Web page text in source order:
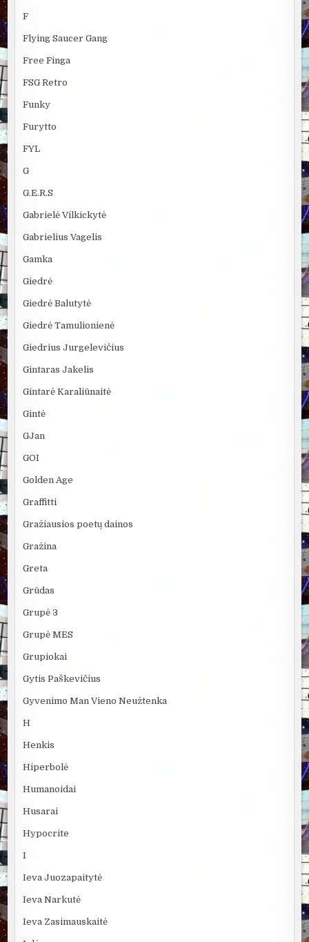
F
Flying Saucer Gang
Free Finga
FSG Retro
Funky
Furytto
FYL
G
G.E.R.S
Gabrielė Vilkickytė
Gabrielius Vagelis
Gamka
Giedrė
Giedrė Balutytė
Giedrė Tamulionienė
Giedrius Jurgelevičius
Gintaras Jakelis
Gintarė Karaliūnaitė
Gintė
GJan
GOI
Golden Age
Graffitti
Gražiausios poetų dainos
Gražina
Greta
Grūdas
Grupė 3
Grupė MES
Grupiokai
Gytis Paškevičius
Gyvenimo Man Vieno Neužtenka
H
Henkis
Hiperbolė
Humanoidai
Husarai
Hypocrite
I
Ieva Juozapaitytė
Ieva Narkutė
Ieva Zasimauskaitė